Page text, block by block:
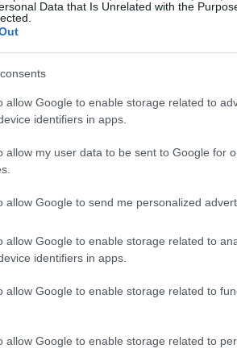
Data that Is Unrelated with the
allow Google to enable storage related to
identifiers in apps.
allow my user data to be sent to Google for
allow Google to send me personalized
allow Google to enable storage related to
identifiers in apps.
allow Google to enable storage related to
allow Google to enable storage related to
consideremos una vivienda de
se debe a una mayor revalorización real
del impuesto y al aumento de los
tenencia.
de la plusvalía
impuesto, introducido tras una
coeficientes sobre el valor catastral
un efecto colateral: el coeficiente del
entre los distintos mercados